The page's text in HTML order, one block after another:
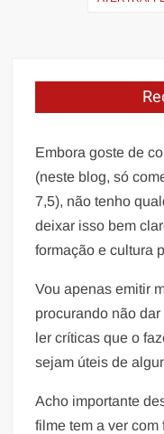
Embora goste de
(neste blog, só
7,5), não tenho
deixar isso bem
formação e cultura
Vou apenas emitir
procurando não
ler críticas que o
sejam úteis de
Acho importante
filme tem a ver